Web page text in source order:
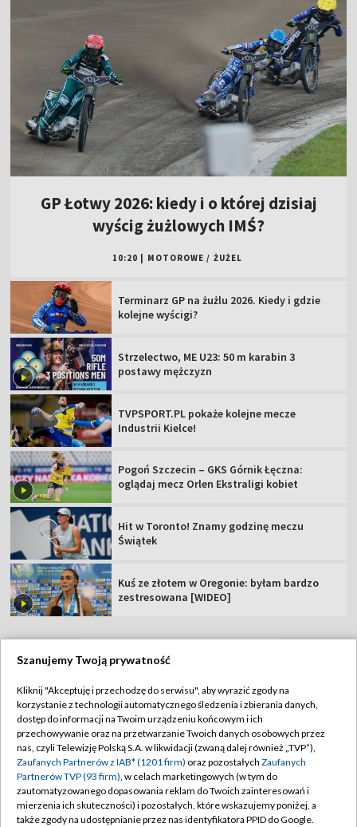
GP Łotwy 2026: kiedy i o której dzisiaj
wyścig żużlowych IMŚ?
10:20 MOTOROWE / ŻUŻEL
Terminarz GP na żużlu 2026. Kiedy i gdzie
kolejne wyścigi?
Strzelectwo, ME U23: 50 m karabin 3
postawy mężczyzn
TVPSPORT.PL pokaże kolejne mecze
Industrii Kielce!
Pogoń Szczecin – GKS Górnik Łęczna:
oglądaj mecz Orlen Ekstraligi kobiet
Hit w Toronto! Znamy godzinę meczu
Świątek
Kuś ze złotem w Oregonie: byłam bardzo
zestresowana [WIDEO]
Abonament TVP
Sklep TVP
Biuro Reklamy
Oferta Handlowa
Telegazeta ogłoszenia
Regulamin TVP
Polityka prywatności
Moje zgody
Biuro reklamy
Kontakt
Szanujemy Twoją prywatność
Kliknij "Akceptuję i przechodzę do serwisu", aby wyrazić zgody na
korzystanie z technologii automatycznego śledzenia i zbierania danych,
dostęp do informacji na Twoim urządzeniu końcowym i ich
przechowywanie oraz na przetwarzanie Twoich danych osobowych przez
nas, czyli Telewizję Polską S.A. w likwidacji (zwaną dalej również „TVP”),
Zaufanych Partnerów z IAB* (1201 firm) oraz pozostałych Zaufanych
Partnerów TVP (93 firm), w celach marketingowych (w tym do
zautomatyzowanego dopasowania reklam do Twoich zainteresowań i
mierzenia ich skuteczności) i pozostałych, które wskazujemy poniżej, a
także zgody na udostępnianie przez nas identyfikatora PPID do Google.